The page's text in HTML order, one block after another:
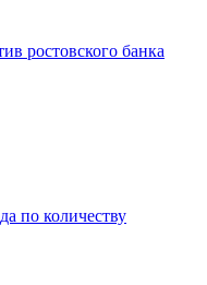
ростовского банка
по количеству